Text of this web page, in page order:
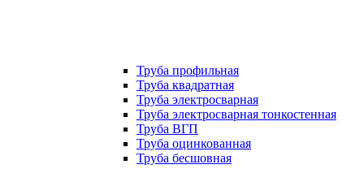
Труба профильная
Труба квадратная
Труба электросварная
Труба электросварная тонкостенная
Труба ВГП
Труба оцинкованная
Труба бесшовная